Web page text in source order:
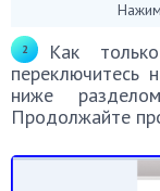
Как
переключитесь
ниже
Продолжайте